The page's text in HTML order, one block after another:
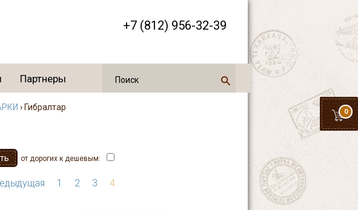
+7 (812) 956-32-39
0
Партнеры
› Гибралтар
от дорогих к дешевым:
1 2 3 4